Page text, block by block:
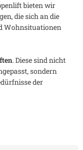
bieten wir
die sich an die
Wohnsituationen
. Diese sind nicht
sondern
der